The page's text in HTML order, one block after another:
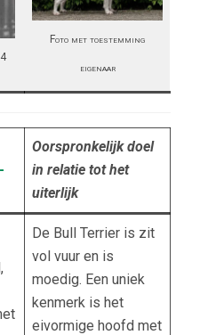
Foto met toestemming
eigenaar
Oorspronkelijk doel
in relatie tot het
uiterlijk
De Bull Terrier is zit
vol vuur en is
moedig. Een uniek
kenmerk is het
eivormige hoofd met